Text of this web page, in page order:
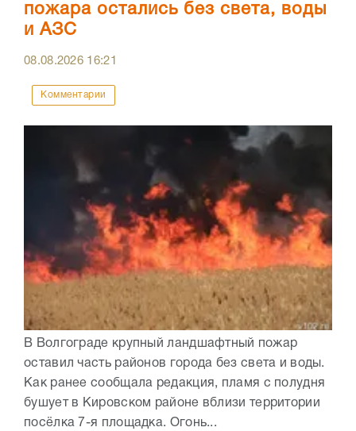
пожара остались без света, воды
и АЗС
08.08.2026 16:21
Комментарии
В Волгограде крупный ландшафтный пожар
оставил часть районов города без света и воды.
Как ранее сообщала редакция, пламя с полудня
бушует в Кировском районе вблизи территории
посёлка 7-я площадка. Огонь...